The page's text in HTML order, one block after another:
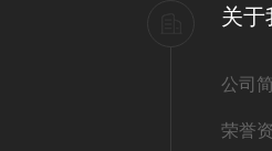
关于
公司
荣誉